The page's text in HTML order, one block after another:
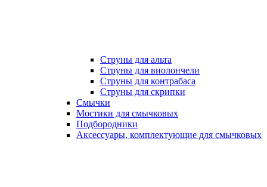
Струны для альта
Струны для виолончели
Струны для контрабаса
Струны для скрипки
Смычки
Мостики для смычковых
Подбородники
Аксеcсуары, комплектующие для смычковых